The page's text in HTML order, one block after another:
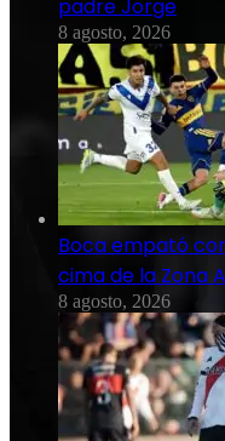
padre Jorge
8 agosto, 2026
Boca empató
cima de la Zona A
8 agosto, 2026